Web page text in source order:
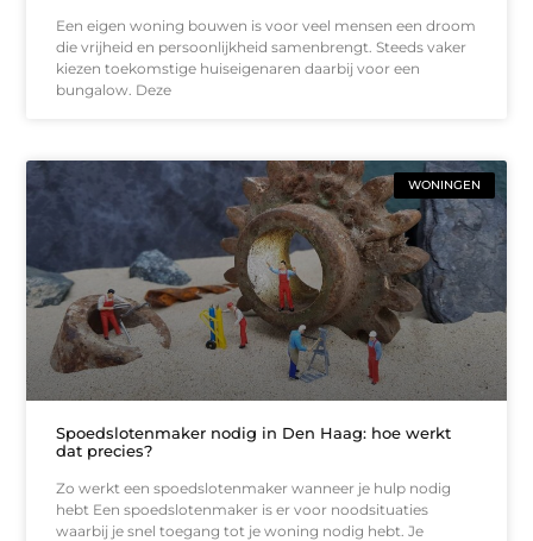
Een eigen woning bouwen is voor veel mensen een droom
die vrijheid en persoonlijkheid samenbrengt. Steeds vaker
kiezen toekomstige huiseigenaren daarbij voor een
bungalow. Deze
WONINGEN
Spoedslotenmaker nodig in Den Haag: hoe werkt
dat precies?
Zo werkt een spoedslotenmaker wanneer je hulp nodig
hebt Een spoedslotenmaker is er voor noodsituaties
waarbij je snel toegang tot je woning nodig hebt. Je